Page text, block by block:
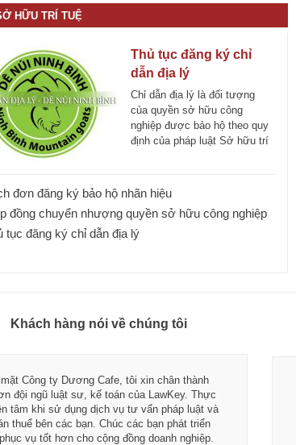
HỮU TRÍ TUỆ
Thủ tục đăng ký chỉ
dẫn địa lý
Chỉ dẫn địa lý là đối tượng
của quyền sở hữu công
nghiệp được bảo hộ theo quy
định của pháp luật Sở hữu trí
đơn đăng ký bảo hộ nhãn hiệu
đồng chuyển nhượng quyền sở hữu công nghiệp
tục đăng ký chỉ dẫn địa lý
Khách hàng nói về chúng tôi
Công ty Dương Cafe, tôi xin chân thành
đội ngũ luật sư, kế toán của LawKey. Thực
tâm khi sử dụng dịch vụ tư vấn pháp luật và
thuế bên các bạn. Chúc các bạn phát triển
vụ tốt hơn cho cộng đồng doanh nghiệp.